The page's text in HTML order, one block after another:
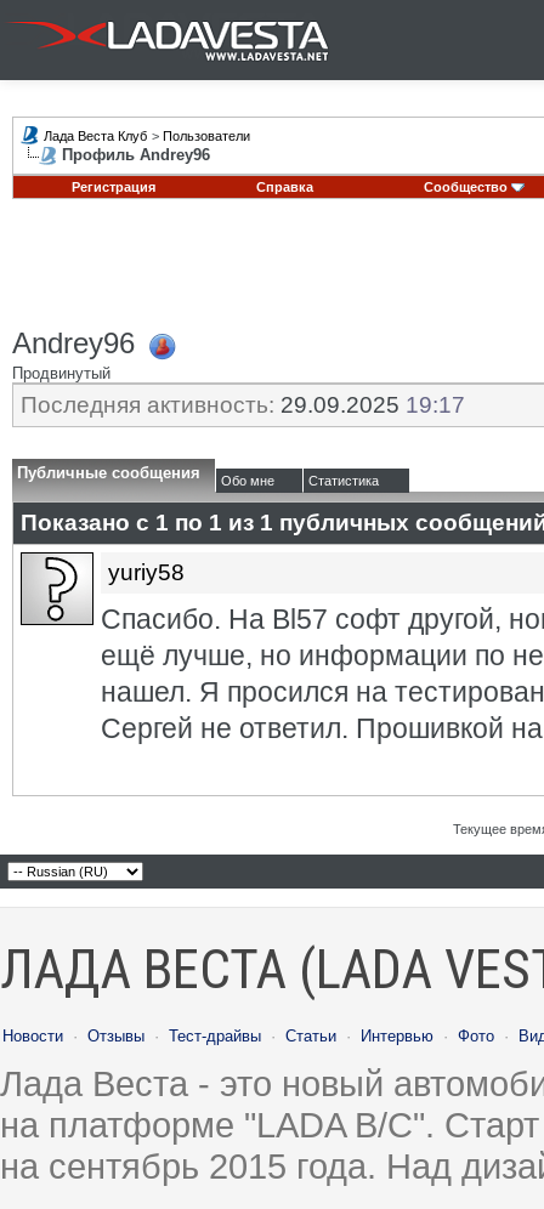
Лада Веста Клуб > Пользователи
Профиль Andrey96
Регистрация Справка Сообщество
Andrey96
Продвинутый
Последняя активность: 29.09.2025 19:17
Публичные сообщения Обо мне Статистика
Показано с 1 по 1 из 1 публичных
yuriy58
Спасибо. На Bl57 софт другой,
ещё лучше, но информации по
нашел. Я просился на
Сергей не ответил. Прошивкой
Текущее
ЛАДА ВЕСТА (LADA
Новости · Отзывы · Тест-драйвы · Статьи · Интервью · Фото ·
Лада Веста - это новый
на платформе "LADA B/C".
на сентябрь 2015 года. Над